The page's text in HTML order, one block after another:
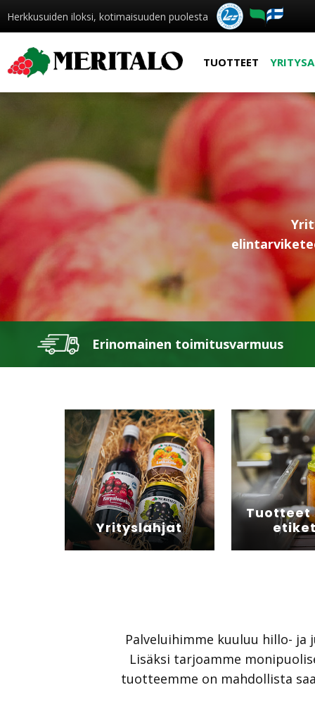
Herkkusuiden iloksi, kotimaisuuden puolesta
TUOTTEET
Erinomainen toimitusvarmuus
Yrityslahjat
Tuotteet
Palveluihimme kuuluu hillo-
Lisäksi tarjoamme
tuotteemme on mahdollista